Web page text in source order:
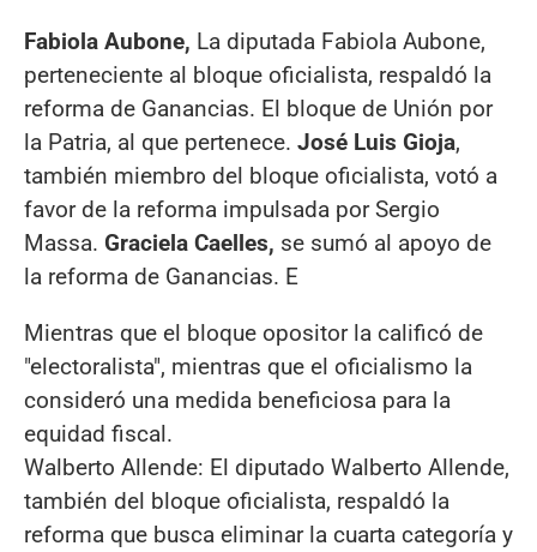
Fabiola Aubone, La diputada Fabiola Aubone,
perteneciente al bloque oficialista, respaldó la
reforma de Ganancias. El bloque de Unión por
la Patria, al que pertenece. José Luis Gioja,
también miembro del bloque oficialista, votó a
favor de la reforma impulsada por Sergio
Massa. Graciela Caelles, se sumó al apoyo de
la reforma de Ganancias. E
Mientras que el bloque opositor la calificó de
"electoralista", mientras que el oficialismo la
consideró una medida beneficiosa para la
equidad fiscal.
Walberto Allende: El diputado Walberto Allende,
también del bloque oficialista, respaldó la
reforma que busca eliminar la cuarta categoría y